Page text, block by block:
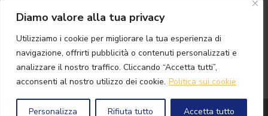
Diamo valore alla tua privacy
Utilizziamo i cookie per migliorare la tua esperienza di
navigazione, offrirti pubblicità o contenuti personalizzati e
analizzare il nostro traffico. Cliccando “Accetta tutti”,
acconsenti al nostro utilizzo dei cookie. Politica sui cookie
Personalizza Rifiuta tutto Accetta tutto
Clicca sul pulsante per ricevere le nostre ultime novità,
notizie e promozioni
ISCRIVITI ADESSO